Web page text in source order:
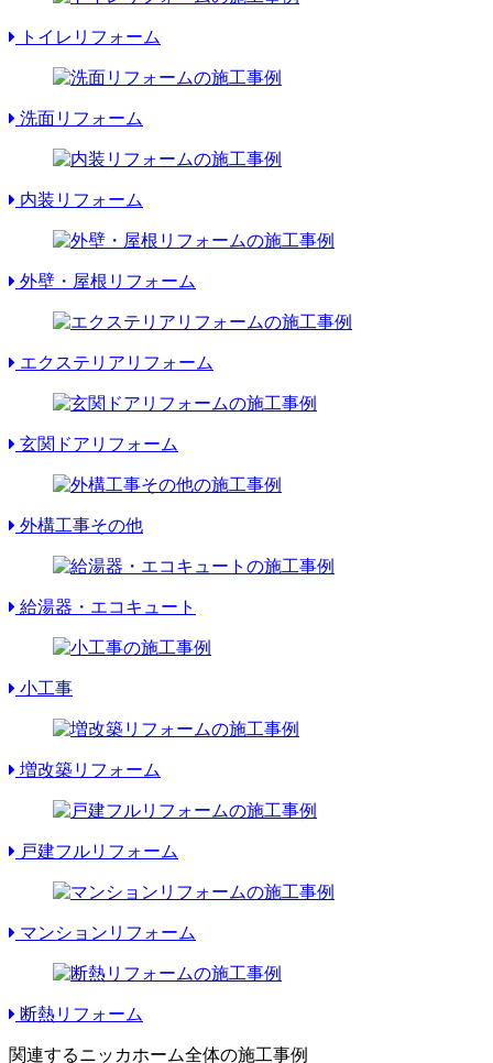
トイレリフォーム
洗面リフォーム
内装リフォーム
外壁・屋根リフォーム
エクステリアリフォーム
玄関ドアリフォーム
外構工事その他
給湯器・エコキュート
小工事
増改築リフォーム
戸建フルリフォーム
マンションリフォーム
断熱リフォーム
関連するニッカホーム全体の施工事例